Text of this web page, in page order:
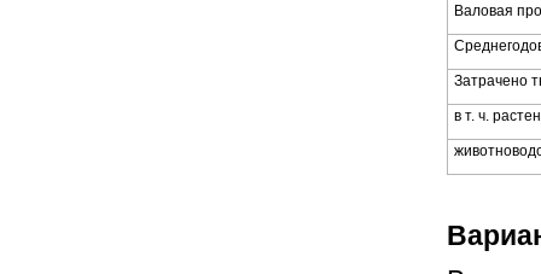
Валовая
Затрачено
в т. ч.